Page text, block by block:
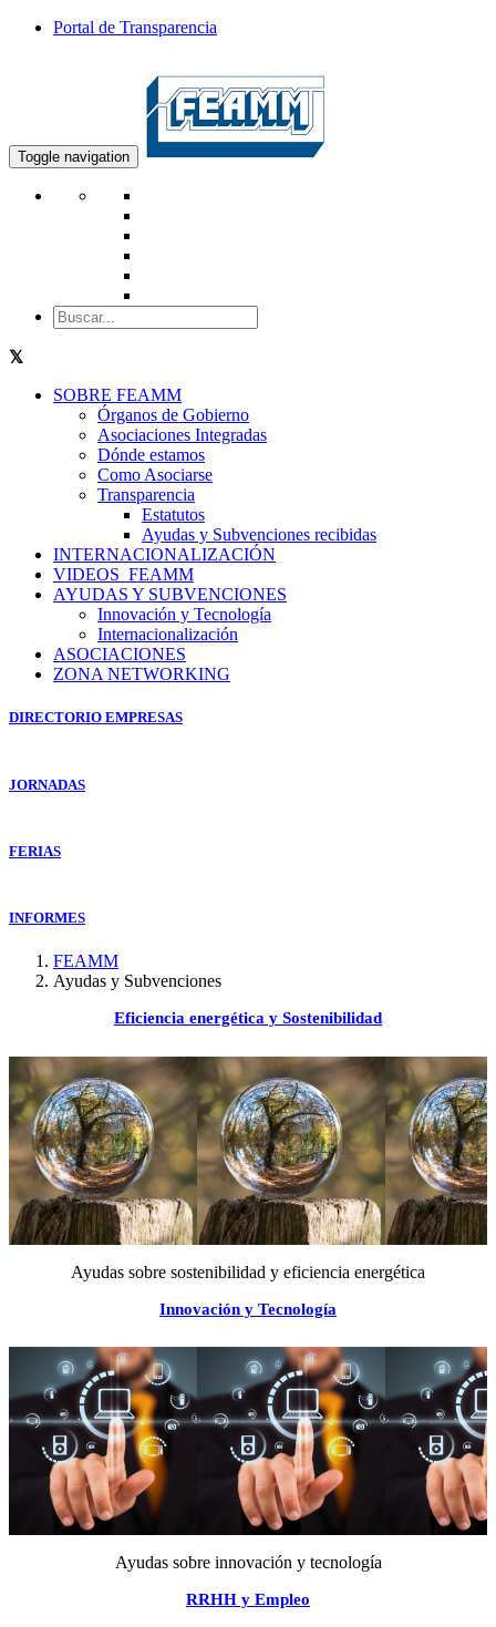
Portal de Transparencia
Toggle navigation
SOBRE FEAMM
Órganos de Gobierno
Asociaciones Integradas
Dónde estamos
Como Asociarse
Transparencia
Estatutos
Ayudas y Subvenciones recibidas
INTERNACIONALIZACIÓN
VIDEOS_FEAMM
AYUDAS Y SUBVENCIONES
Innovación y Tecnología
Internacionalización
ASOCIACIONES
ZONA NETWORKING
DIRECTORIO EMPRESAS
JORNADAS
FERIAS
INFORMES
FEAMM
Ayudas y Subvenciones
Eficiencia energética y Sostenibilidad
Ayudas sobre sostenibilidad y eficiencia energética
Innovación y Tecnología
Ayudas sobre innovación y tecnología
RRHH y Empleo